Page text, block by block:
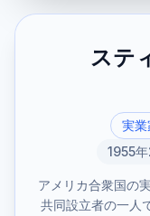
ステ
実業
1955
アメリカ合衆国の
共同設立者の一人